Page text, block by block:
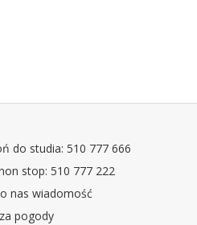
do studia: 510 777 666
stop: 510 777 222
nas wiadomość
pogody